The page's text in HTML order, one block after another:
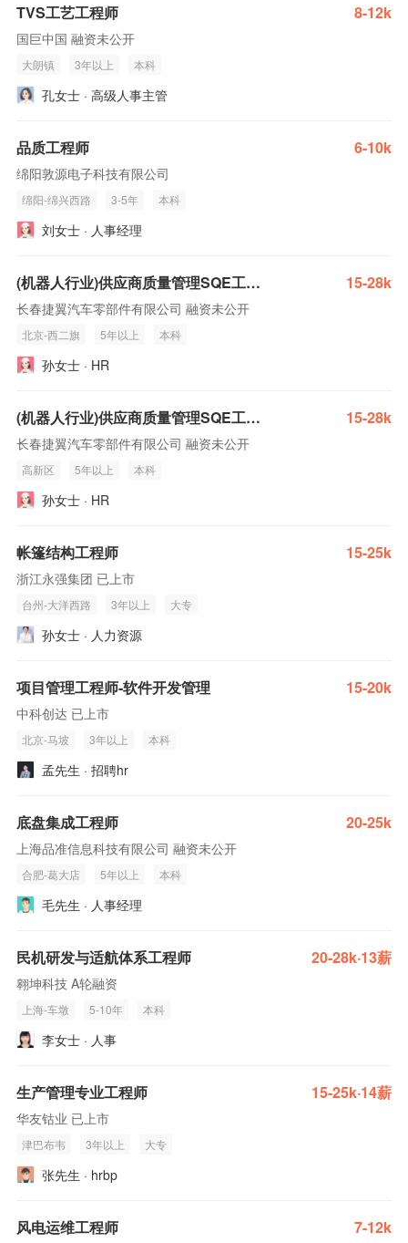
TVS工艺工程师 8-12k
国巨中国 融资未公开
大朗镇 3年以上 本科
孔女士 · 高级人事主管
品质工程师 6-10k
绵阳敦源电子科技有限公司
绵阳-绵兴西路 3-5年 本科
刘女士 · 人事经理
(机器人行业)供应商质量管理SQE工程师 15-28k
长春捷翼汽车零部件有限公司 融资未公开
北京-西二旗 5年以上 本科
孙女士 · HR
(机器人行业)供应商质量管理SQE工程师 15-28k
长春捷翼汽车零部件有限公司 融资未公开
高新区 5年以上 本科
孙女士 · HR
帐篷结构工程师 15-25k
浙江永强集团 已上市
台州-大洋西路 3年以上 大专
孙女士 · 人力资源
项目管理工程师-软件开发管理 15-20k
中科创达 已上市
北京-马坡 3年以上 本科
孟先生 · 招聘hr
底盘集成工程师 20-25k
上海品准信息科技有限公司 融资未公开
合肥-葛大店 5年以上 本科
毛先生 · 人事经理
民机研发与适航体系工程师 20-28k·13薪
翱坤科技 A轮融资
上海-车墩 5-10年 本科
李女士 · 人事
生产管理专业工程师 15-25k·14薪
华友钴业 已上市
津巴布韦 3年以上 大专
张先生 · hrbp
风电运维工程师 7-12k